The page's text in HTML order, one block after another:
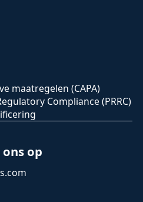
maatregelen (CAPA)
Compliance (PRRC)
op